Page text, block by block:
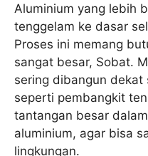
Aluminium yang lebih
tenggelam ke dasar
Proses ini memang
sangat besar, Sobat.
sering dibangun dekat
seperti pembangkit
tantangan besar
aluminium, agar bisa
lingkungan.